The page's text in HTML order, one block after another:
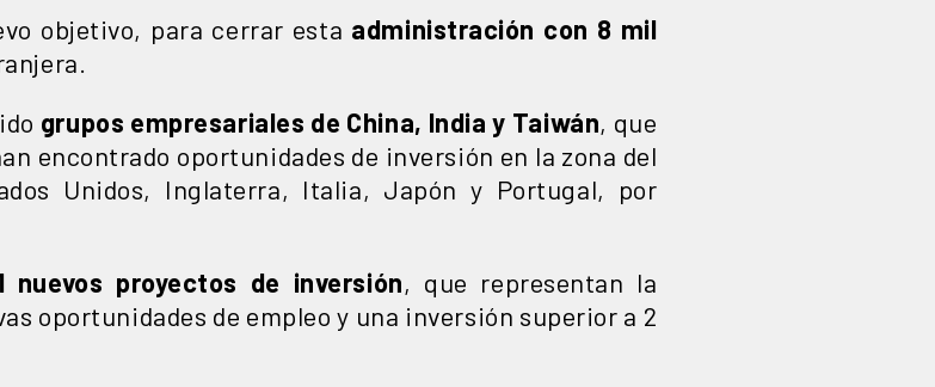
objetivo, para cerrar esta administración con 8 mil
grupos empresariales de China, India y Taiwán, que
encontrado oportunidades de inversión en la zona del
Unidos, Inglaterra, Italia, Japón y Portugal, por
nuevos proyectos de inversión, que representan la
oportunidades de empleo y una inversión superior a 2